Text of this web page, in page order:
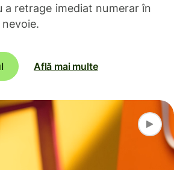
a retrage imediat numerar în
Află mai multe